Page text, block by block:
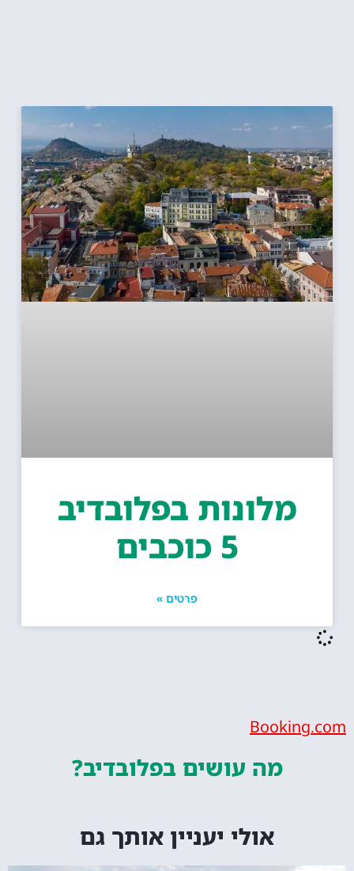
מלונות בפלובדיב
מה עושים בפלובדיב?
אולי יעניין אותך גם